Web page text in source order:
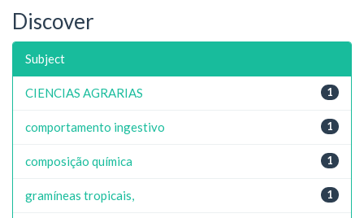
Discover
Subject
1
CIENCIAS AGRARIAS
1
comportamento ingestivo
1
composição química
1
gramíneas tropicais,